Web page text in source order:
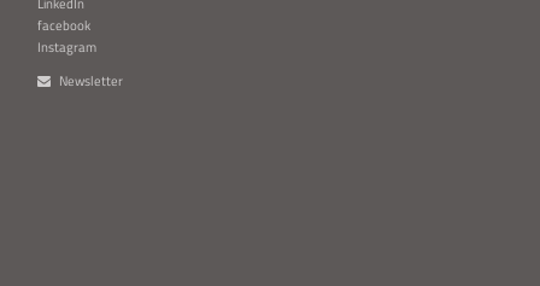
facebook
Instagram
Newsletter